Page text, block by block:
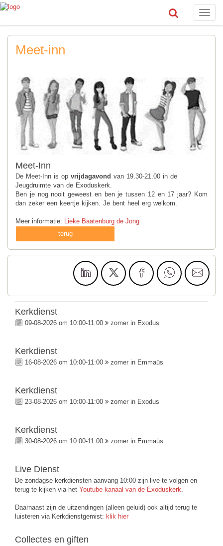
Toggle
Meet-inn
Meet-Inn
De Meet-Inn is op vrijdagavond van 19.30-21.00 in de
Jeugdruimte van de Exoduskerk.
Ben je nog nooit geweest en ben je tussen 12 en 17 jaar? Kom
dan zeker een keertje kijken. Je bent heel erg welkom.
Meer informatie:
Lieke Baatenburg de Jong
terug
Kerkdienst
09-08-2026 om 10:00-11:00 zomer in Exodus
Kerkdienst
16-08-2026 om 10:00-11:00 zomer in Emmaüs
Kerkdienst
23-08-2026 om 10:00-11:00 zomer in Exodus
Kerkdienst
30-08-2026 om 10:00-11:00 zomer in Emmaüs
Live Dienst
De zondagse kerkdiensten aanvang 10:00 zijn live te volgen en
terug te kijken via het Youtube kanaal van de Exoduskerk
Daarnaast zijn de uitzendingen (alleen geluid) ook altijd terug te
luisteren via Kerkdienstgemist: klik hier
Collectes en giften